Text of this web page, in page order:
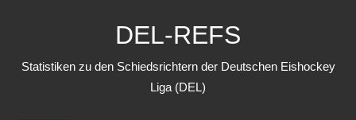
DEL-REFS
Statistiken zu den Schiedsrichtern der Deutschen Eishockey
Liga (DEL)